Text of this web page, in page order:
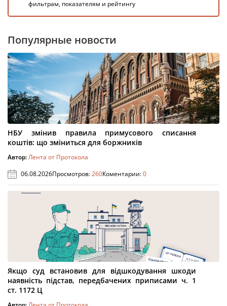
фильтрам, показателям и рейтингу
Популярные новости
НБУ змінив правила примусового списання
коштів: що зміниться для боржників
Автор:Лента от Протокола
06.08.2026Просмотров:260Коментарии:0
Якщо суд встановив для відшкодування шкоди
наявність підстав, передбачених приписами ч. 1
ст. 1172 Ц